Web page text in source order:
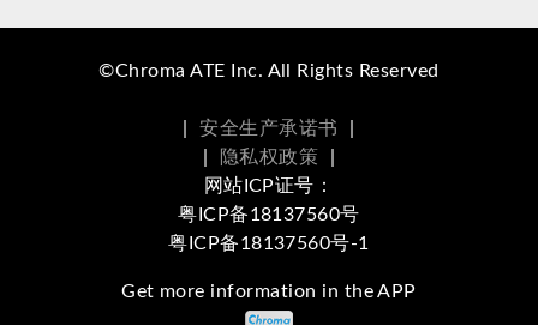
©Chroma ATE Inc. All Rights Reserved
安全生产承诺书
隐私权政策
网站ICP证号：
粤ICP备18137560号
粤ICP备18137560号-1
Get more information in the APP